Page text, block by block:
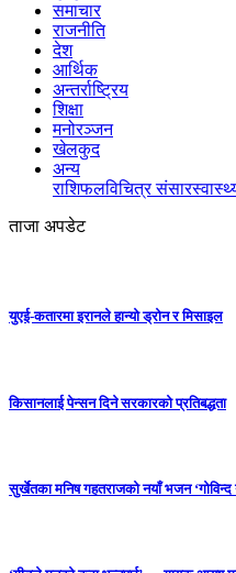
समाचार
राजनीति
देश
आर्थिक
अन्तर्राष्ट्रिय
शिक्षा
मनोरञ्जन
खेलकुद
अन्य
राशिफलविचित्र संसार
ताजा अपडेट
युएई-कतारमा इरानले हान्यो ड्रोन र मिसाइल
किसानलाई पेन्सन दिने सरकारको प्रतिबद्धता
सुर्खेतका मनिष गहतराजको नयाँ भजन ‘गोविन्द